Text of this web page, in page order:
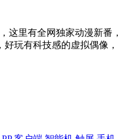
这里有全网独家动漫新番，
玩有科技感的虚拟偶像，